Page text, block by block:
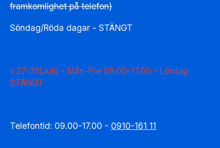
framkomlighet på telefon)
Söndag/Röda dagar - STÄNGT
v.27-31(Juli) - Mån-Fre 09.00-17.00 - Lördag
STÄNGT
Telefontid: 09.00-17.00 - 0910-161 11